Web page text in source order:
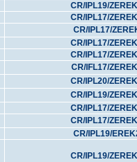
CR/IPL19/
CR/IPL17/
CR/IPL17/
CR/IPL17/
CR/IPL17/
CR/IFL17/
CR/IPL20/
CR/IPL19/
CR/IPL17/
CR/IPL17/
CR/IPL19/
CR/IPL19/